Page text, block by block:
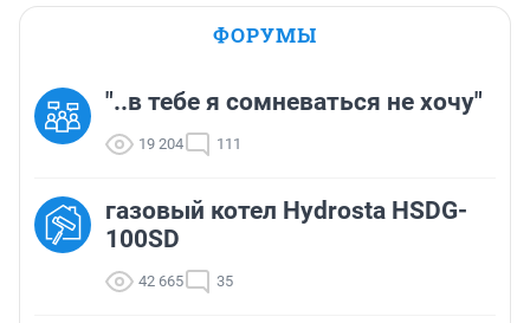
ФОРУМЫ
"..в тебе я сомневаться не хочу"
19 204 111
газовый котел Hydrosta HSDG-
100SD
42 665 35